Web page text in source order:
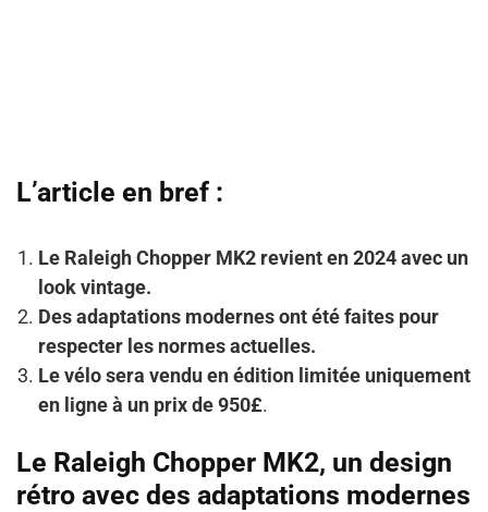
L’article en bref :
Le Raleigh Chopper MK2 revient en 2024 avec un
look vintage.
Des adaptations modernes ont été faites pour
respecter les normes actuelles.
Le vélo sera vendu en édition limitée uniquement
en ligne à un prix de 950£.
Le Raleigh Chopper MK2, un design
rétro avec des adaptations modernes